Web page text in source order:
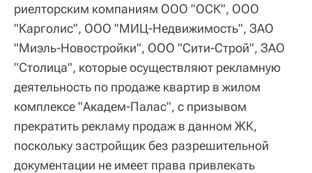
риелторским компаниям ООО "ОСК", ООО
"Карголис", ООО "МИЦ-Недвижимость", ЗАО
"Миэль-Новостройки", ООО "Сити-Строй", ЗАО
"Столица", которые осуществляют рекламную
деятельность по продаже квартир в жилом
комплексе "Академ-Палас", с призывом
прекратить рекламу продаж в данном ЖК,
поскольку застройщик без разрешительной
документации не имеет права привлекать